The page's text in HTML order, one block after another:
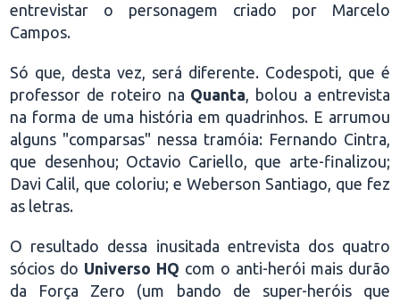
entrevistar o personagem criado por Marcelo
Campos.
Só que, desta vez, será diferente. Codespoti, que é
professor de roteiro na Quanta, bolou a entrevista
na forma de uma história em quadrinhos. E arrumou
alguns "comparsas" nessa tramóia: Fernando Cintra,
que desenhou; Octavio Cariello, que arte-finalizou;
Davi Calil, que coloriu; e Weberson Santiago, que fez
as letras.
O resultado dessa inusitada entrevista dos quatro
sócios do Universo HQ com o anti-herói mais durão
da Força Zero (um bando de super-heróis que